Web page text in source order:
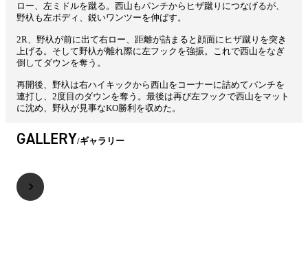
ロー、左ミドルを蹴る。西山もパンチからヒザ蹴りにつなげるが、
野杁も左ボディ、鋭いワンツーを伸ばす。
2R、野杁が前に出て右ロー、距離が詰まると顔面にヒザ蹴りを突き
上げる。そして野杁が離れ際に左フックを強振。これで西山をなぎ
倒してダウンを奪う。
再開後、野杁は右ハイキックから西山をコーナーに詰めてパンチを
連打し、2度目のダウンを奪う。最後は再び左フックで西山をマット
に沈め、野杁が見事なKO勝利を収めた。
GALLERY ギャラリー